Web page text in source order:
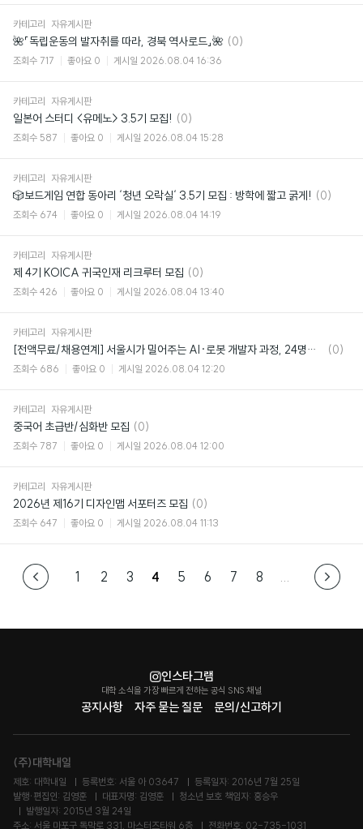
카테고리 자유게시판
🌺「독립운동의 발자취를 따라, 경북 역사로드」🌺 댓
(0)
조회수 717 좋아요 0 게시일 2026.08.04 16:36
카테고리 자유게시판
일본어 스터디 <유메노> 3.5기 모집! 댓
글
(0)
조회수 587 좋아요 0 게시일 2026.08.04 15:28
카테고리 자유게시판
🎲보드게임 연합 동아리 ‘청년 오락실‘ 3.5기 모집 : 방학에 짧고 굵게! 댓
(0)
조회수 674 좋아요 0 게시일 2026.08.04 14:19
카테고리 자유게시판
제 4기 KOICA 귀국인재 리크루터 모집 댓
글
(0)
조회수 426 좋아요 0 게시일 2026.08.04 13:40
카테고리 자유게시판
[전액무료/채용연계] 서울시가 밀어주는 AI·로봇 개발자 과정, 24명만 뽑아요 🤖
댓
(0)
조회수 686 좋아요 0 게시일 2026.08.04 12:20
카테고리 자유게시판
중국어 초급반/심화반 모집 댓
글
(0)
조회수 787 좋아요 0 게시일 2026.08.04 12:00
카테고리 자유게시판
2026년 제16기 디자인맵 서포터즈 모집 댓
글
(0)
조회수 647 좋아요 0 게시일 2026.08.04 11:13
1 2 3 4 5 6 7 8
공지사항 자주 묻는 질문 문의/신고하기
인스타그램
대학 소식을 가장 빠르게 전하는 공식 SNS 채널
(주)대학내일
제호: 대학내일 등록번호: 서울 아 03647
등록일자: 2016년 7월 25일
발행·편집인: 김영훈
대표자명: 김영훈
청소년 보호 책임자: 홍승우
발행일자: 2015년 3월 24일
주소: 서울 마포구 독막로 331, 마스터즈타워 6층
전화번호: 02-735-1031